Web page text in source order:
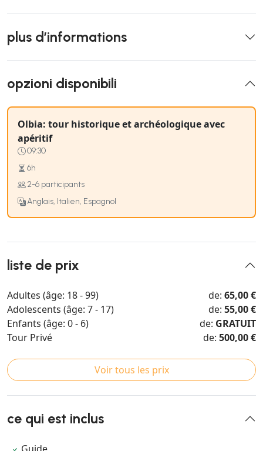
plus d’informations
opzioni disponibili
Olbia: tour historique et archéologique avec
apéritif
09:30
6h
2-6 participants
Anglais, Italien, Espagnol
liste de prix
Adultes (âge: 18 - 99) de: 65,00 €
Adolescents (âge: 7 - 17)
de: 55,00 €
Enfants (âge: 0 - 6)
de: GRATUIT
Tour Privé
de: 500,00 €
Voir tous les prix
ce qui est inclus